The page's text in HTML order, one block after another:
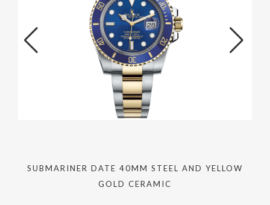
SUBMARINER DATE 40MM STEEL AND YELLOW
GOLD CERAMIC